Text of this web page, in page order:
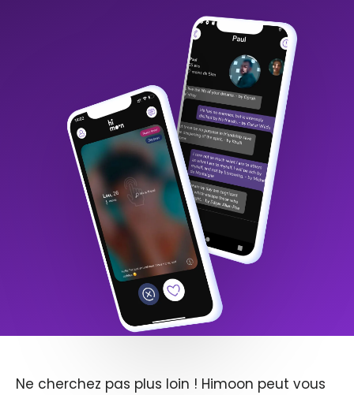
Ne cherchez pas plus loin ! Himoon peut vous